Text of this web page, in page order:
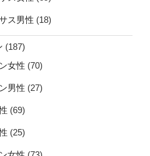
ス男性 (18)
(187)
女性 (70)
男性 (27)
(69)
(25)